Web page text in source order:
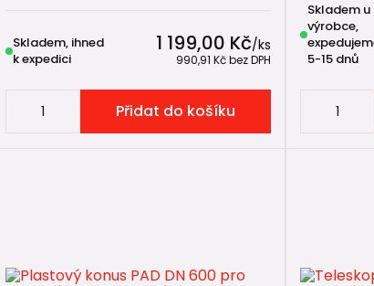
Toto řešení lze realizovat svépomocí a je plně
Ve většině realizací doporučujeme teleskopický
1 199,00 Kč/ks
990,91 Kčbez DPH
Skladem, ihned
k expedici
Přidat do košíku
Skladem u
výrobce,
5-15 dnů